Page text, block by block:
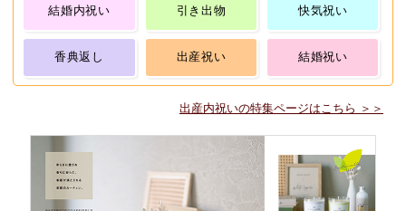
結婚内祝い 引き出物 快気祝い
香典返し 出産祝い 結婚祝い
出産内祝いの特集ページはこちら ＞＞